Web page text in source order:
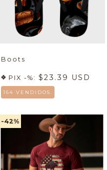
Boots
PIX -%: $23.39 USD
164 VENDIDOS.
-42%